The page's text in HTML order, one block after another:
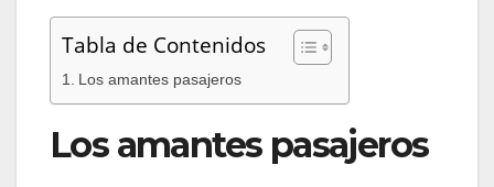
Tabla de Contenidos
Los amantes pasajeros
Los amantes pasajeros